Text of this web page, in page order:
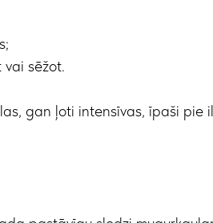
sēžot.
gan ļoti intensīvas, īpaši pie